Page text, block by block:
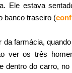
Ele estava
banco traseiro (
farmácia,
ver os três
dentro do carro,